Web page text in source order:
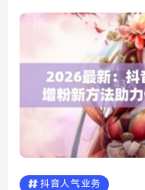
飙升，帮助内容创作者在
抖音人气业务